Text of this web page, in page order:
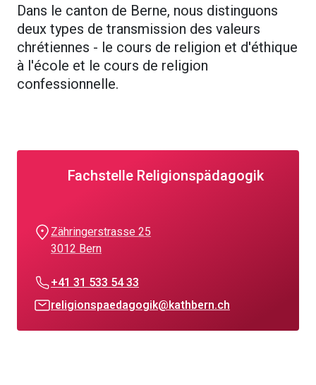
Dans le canton de Berne, nous distinguons
deux types de transmission des valeurs
chrétiennes - le cours de religion et d'éthique
à l'école et le cours de religion
confessionnelle.
Fachstelle Religionspädagogik
Zähringerstrasse 25
3012 Bern
+41 31 533 54 33
religionspaedagogik@kathbern.ch